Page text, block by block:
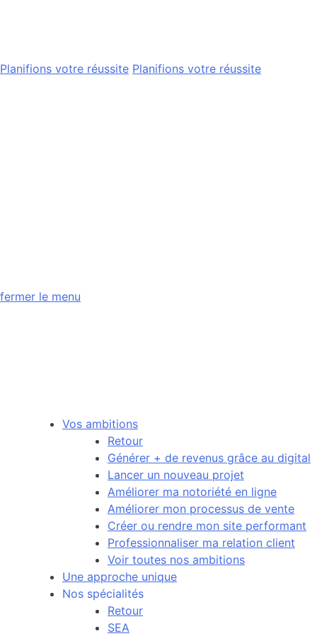
Planifions votre réussite Planifions votre réussite
fermer le menu
Vos ambitions
Retour
Générer + de revenus grâce au digital
Lancer un nouveau projet
Améliorer ma notoriété en ligne
Améliorer mon processus de vente
Créer ou rendre mon site performant
Professionnaliser ma relation client
Voir toutes nos ambitions
Une approche unique
Nos spécialités
Retour
SEA